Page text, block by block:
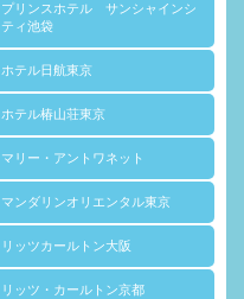
プリンスホテル サンシャインシ
ティ池袋
ホテル日航東京
ホテル椿山荘東京
マリー・アントワネット
マンダリンオリエンタル東京
リッツカールトン大阪
リッツ・カールトン京都